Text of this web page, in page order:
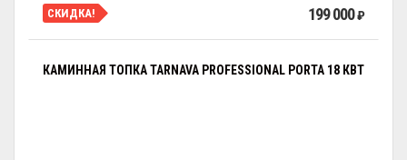
СКИДКА! 199 000₽
КАМИННАЯ ТОПКА TARNAVA PROFESSIONAL PORTA 18 КВТ